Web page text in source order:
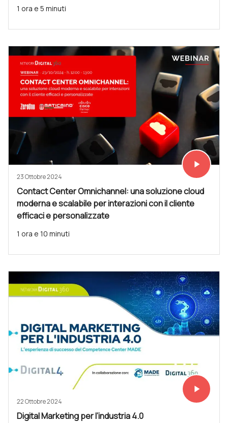
1 ora e 5 minuti
Vedi subito
play_arrow
23 Ottobre 2024
Contact Center Omnichannel: una soluzione cloud
moderna e scalabile per interazioni con il cliente
efficaci e personalizzate
1 ora e 10 minuti
Vedi subito
play_arrow
22 Ottobre 2024
Digital Marketing per l’industria 4.0